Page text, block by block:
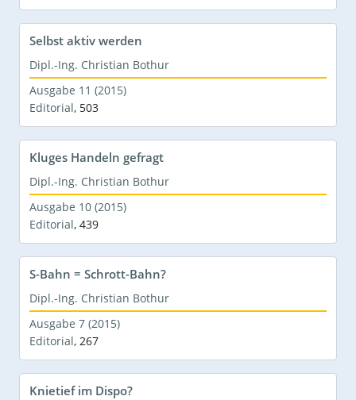
Selbst aktiv werden
Dipl.-Ing. Christian Bothur
Ausgabe 11 (2015)
Editorial, 503
Kluges Handeln gefragt
Dipl.-Ing. Christian Bothur
Ausgabe 10 (2015)
Editorial, 439
S-Bahn = Schrott-Bahn?
Dipl.-Ing. Christian Bothur
Ausgabe 7 (2015)
Editorial, 267
Knietief im Dispo?